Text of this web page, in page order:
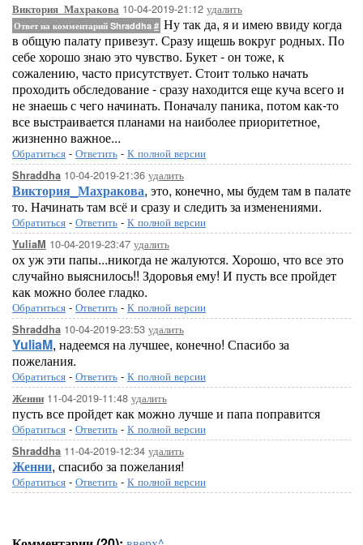
Виктория_Махракова 10-04-2019-21:12 удалить
Ответ на комментарий Shraddha # Ну так да, я и имею ввиду когда
в общую палату привезут. Сразу ищешь вокруг родных. По
себе хорошо знаю это чувство. Букет - он тоже, к
сожалению, часто присутствует. Стоит только начать
проходить обследование - сразу находится еще куча всего и
не знаешь с чего начинать. Поначалу паника, потом как-то
все выстраивается планами на наиболее приоритетное,
жизненно важное...
Обратиться - Ответить - К полной версии
Shraddha 10-04-2019-21:36 удалить
Виктория_Махракова, это, конечно, мы будем там в палате
то. Начинать там всё и сразу и следить за изменениями.
Обратиться - Ответить - К полной версии
YuliaM 10-04-2019-23:47 удалить
ох уж эти папы...никогда не жалуются. Хорошо, что все это
случайно выяснилось!! Здоровья ему! И пусть все пройдет
как можно более гладко.
Обратиться - Ответить - К полной версии
Shraddha 10-04-2019-23:53 удалить
YuliaM, надеемся на лучшее, конечно! Спасибо за
пожелания.
Обратиться - Ответить - К полной версии
Женни 11-04-2019-11:48 удалить
пусть все пройдет как можно лучше и папа поправится
Обратиться - Ответить - К полной версии
Shraddha 11-04-2019-12:34 удалить
Женни, спасибо за пожелания!
Обратиться - Ответить - К полной версии